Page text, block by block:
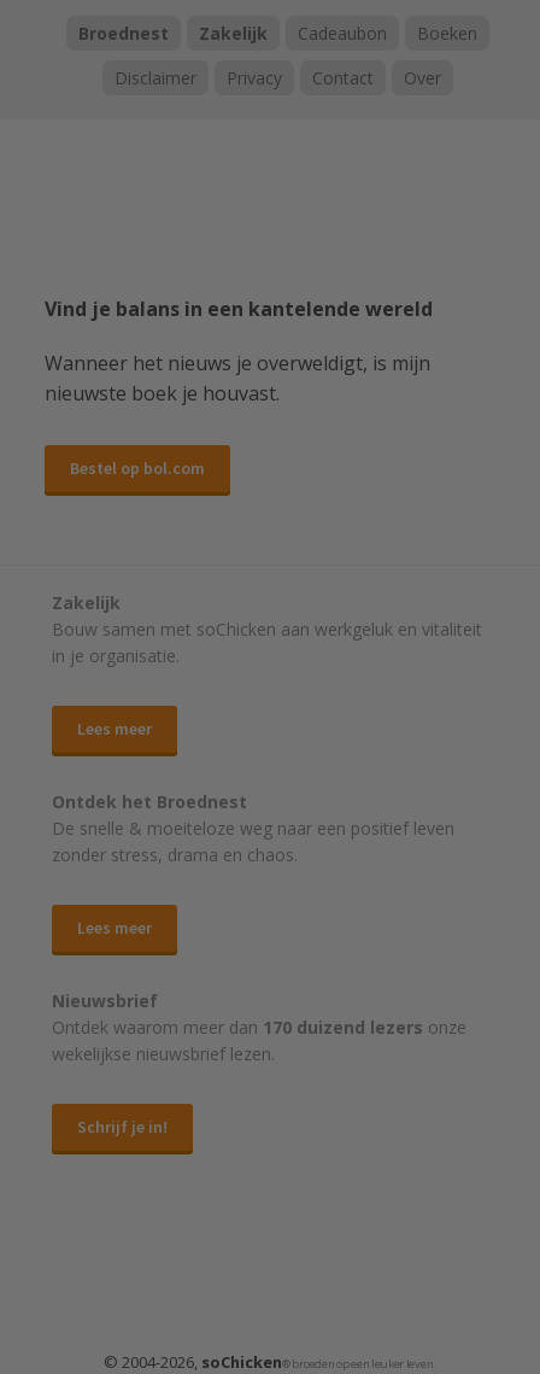
Broednest Zakelijk Cadeaubon
Boeken
Disclaimer
Privacy Contact Over
Vind je balans in een kantelende wereld
Wanneer het nieuws je overweldigt, is mijn
nieuwste boek je houvast.
Bestel op bol.com
Zakelijk
Bouw samen met soChicken aan werkgeluk en vitaliteit
in je organisatie.
Lees meer
Ontdek het Broednest
De snelle & moeiteloze weg naar een positief leven
zonder stress, drama en chaos.
Lees meer
Nieuwsbrief
Ontdek waarom meer dan 170 duizend lezers onze
wekelijkse nieuwsbrief lezen.
Schrijf je in!
© 2004-2026, soChicken® broeden op een leuker leven.